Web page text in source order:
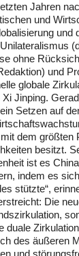
Jahren
und
und
ohne
und
globale
Jinping.
Setzen auf
dem größten
besitzt.
ist es
indem es
stützte“,
Die
duale
des äußeren